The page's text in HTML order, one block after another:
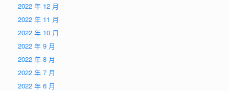
2022 年 12 月
2022 年 11 月
2022 年 10 月
2022 年 9 月
2022 年 8 月
2022 年 7 月
2022 年 6 月